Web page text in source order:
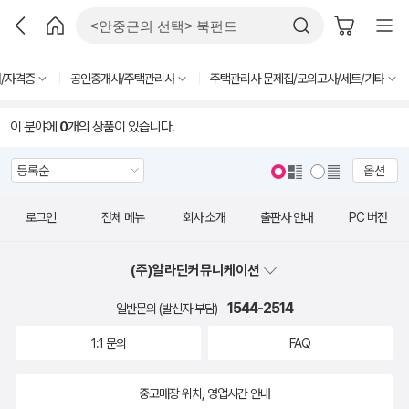
자격증 공인중개사/주택관리사 주택관리사 문제집/모의고사/세트/기타
이 분야에 0개의 상품이 있습니다.
옵션
로그인 전체 메뉴 회사 소개 출판사 안내 PC 버전
(주)알라딘커뮤니케이션
일반문의 (발신자 부담) 1544-2514
1:1 문의 FAQ
중고매장 위치, 영업시간 안내